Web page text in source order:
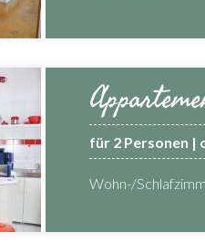
für 2 Personen |
Wohn-/